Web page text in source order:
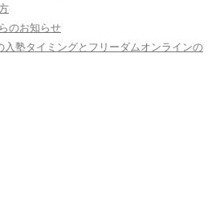
のお知らせ
入塾タイミングとフリーダムオンラインの